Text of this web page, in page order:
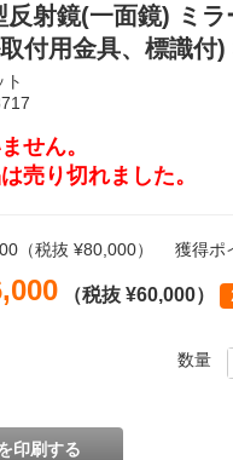
反射鏡(一面鏡) ミラ
付用金具、標識付)
ト
せん。
売り切れました。
（税抜 ¥80,000） 獲得ポ
（税抜 ¥60,000）
数量
印刷する